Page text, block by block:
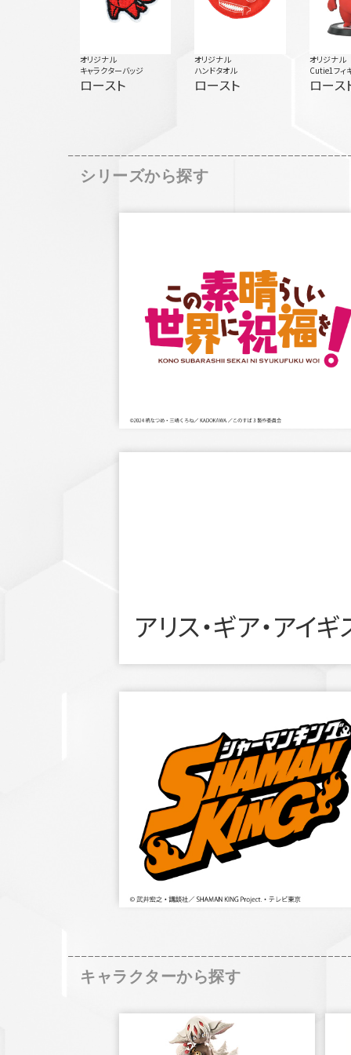
オリジナル
キャラクターバッジ
ロースト
オリジナル
ハンドタオル
ロースト
オリジナル
Cutie1フィ
ロース
シリーズから探す
アリス・ギア・アイギ
キャラクターから探す